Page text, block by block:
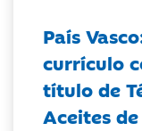
País
currículo
título de
Aceites